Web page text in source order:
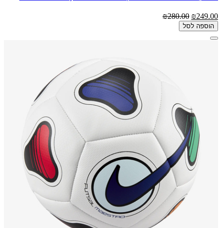
₪249.00
₪280.00
הוספה לסל